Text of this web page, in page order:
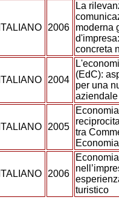
ITALIANO 2006
La
moderna
concreta
ITALIANO 2004
(EdC):
per una
aziendale
ITALIANO 2005
tra
ITALIANO 2006
turistico